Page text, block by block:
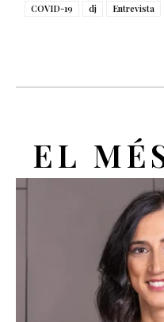
COVID-19
dj Entrevista
EL